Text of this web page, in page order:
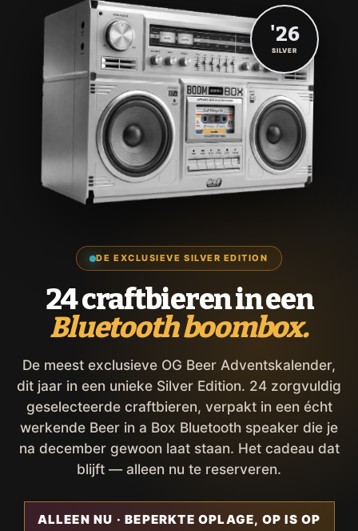
DE EXCLUSIEVE SILVER EDITION
24 craftbieren in een
Bluetooth boombox.
De meest exclusieve OG Beer Adventskalender,
dit jaar in een unieke Silver Edition. 24 zorgvuldig
geselecteerde craftbieren, verpakt in een écht
werkende Beer in a Box Bluetooth speaker die je
na december gewoon laat staan. Het cadeau dat
blijft — alleen nu te reserveren.
ALLEEN NU · BEPERKTE OPLAGE, OP IS OP
'26
SILVER